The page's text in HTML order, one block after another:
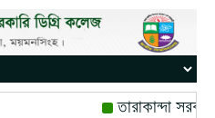
তারাকান্দা